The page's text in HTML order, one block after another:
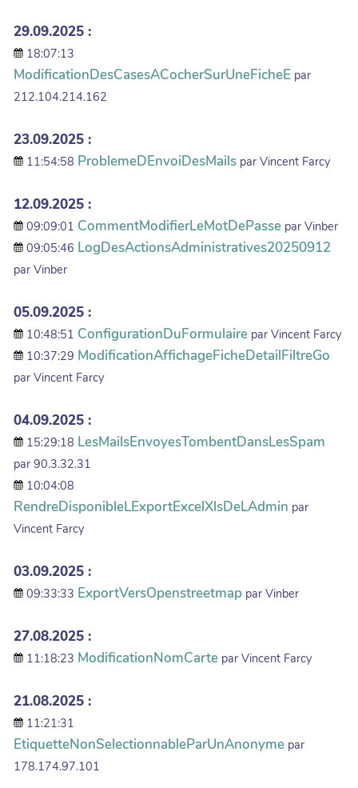
29.09.2025 :
18:07:13
ModificationDesCasesACocherSurUneFicheE par
212.104.214.162
23.09.2025 :
11:54:58 ProblemeDEnvoiDesMails par Vincent Farcy
12.09.2025 :
09:09:01 CommentModifierLeMotDePasse par Vinber
09:05:46 LogDesActionsAdministratives20250912
par Vinber
05.09.2025 :
10:48:51 ConfigurationDuFormulaire par Vincent Farcy
10:37:29 ModificationAffichageFicheDetailFiltreGo
par Vincent Farcy
04.09.2025 :
15:29:18 LesMailsEnvoyesTombentDansLesSpam
par 90.3.32.31
10:04:08
RendreDisponibleLExportExcelXlsDeLAdmin par
Vincent Farcy
03.09.2025 :
09:33:33 ExportVersOpenstreetmap par Vinber
27.08.2025 :
11:18:23 ModificationNomCarte par Vincent Farcy
21.08.2025 :
11:21:31
EtiquetteNonSelectionnableParUnAnonyme par
178.174.97.101